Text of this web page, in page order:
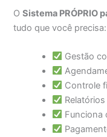
OSistema PRÓPRIO
tudo que você precisa:
Gestão
Controle
Funciona